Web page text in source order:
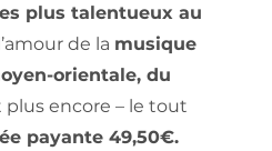
plus talentueux au
de la musique
orientale, du
plus encore – le tout
payante 49,50€.